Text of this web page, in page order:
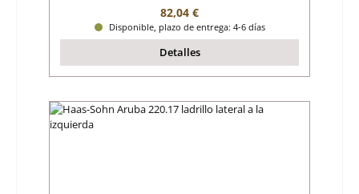
Precio normal:
82,04 €
Disponible, plazo de entrega: 4-6 días
Detalles